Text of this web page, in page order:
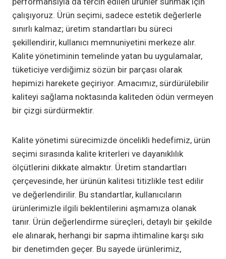
çalışıyoruz. Ürün seçimi, sadece estetik değerlerle
sınırlı kalmaz; üretim standartları bu süreci
şekillendirir, kullanıcı memnuniyetini merkeze alır.
Kalite yönetiminin temelinde yatan bu uygulamalar,
tüketiciye verdiğimiz sözün bir parçası olarak
hepimizi harekete geçiriyor. Amacımız, sürdürülebilir
kaliteyi sağlama noktasında kaliteden ödün vermeyen
bir çizgi sürdürmektir.
Kalite yönetimi sürecimizde öncelikli hedefimiz, ürün
seçimi sırasında kalite kriterleri ve dayanıklılık
ölçütlerini dikkate almaktır. Üretim standartları
çerçevesinde, her ürünün kalitesi titizlikle test edilir
ve değerlendirilir. Bu standartlar, kullanıcıların
ürünlerimizle ilgili beklentilerini aşmamıza olanak
tanır. Ürün değerlendirme süreçleri, detaylı bir şekilde
ele alınarak, herhangi bir sapma ihtimaline karşı sıkı
bir denetimden geçer. Bu sayede ürünlerimiz,